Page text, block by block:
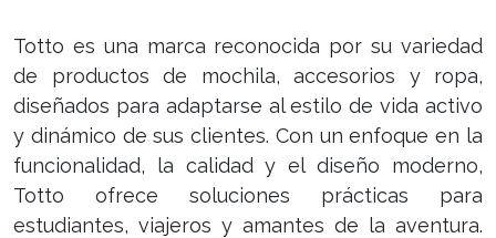
Totto es una marca reconocida por su variedad
de productos de mochila, accesorios y ropa,
diseñados para adaptarse al estilo de vida activo
y dinámico de sus clientes. Con un enfoque en la
funcionalidad, la calidad y el diseño moderno,
Totto ofrece soluciones prácticas para
estudiantes, viajeros y amantes de la aventura.